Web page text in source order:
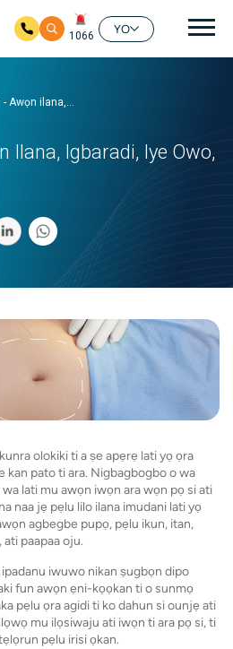
1066
YO
Awọn ilana,...
Ilana, Igbaradi, Iye Owo,
olokiki ti a ṣe apẹrẹ lati yọ ọra
kan pato ti ara. Nigbagbogbo o wa
lati mu awọn iwọn ara wọn pọ si ati
naa jẹ pẹlu lilo ilana imudani lati yọ
agbegbe pupọ, pẹlu ikun, itan,
paapaa oju.
iwuwo nikan ṣugbọn dipo
fun awọn ẹni-kọọkan ti o sunmọ
pẹlu ọra agidi ti ko dahun si ounjẹ ati
mu ilọsiwaju ati iwọn ti ara pọ si, ti
pẹlu irisi ọkan.